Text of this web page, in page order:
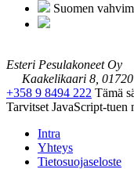
Suomen
Esteri Pesulakoneet Oy
Kaakelikaari 8,
+358 9 8494 222 Tämä
Tarvitset JavaScript-tuen
Intra
Yhteys
Tietosuojaseloste